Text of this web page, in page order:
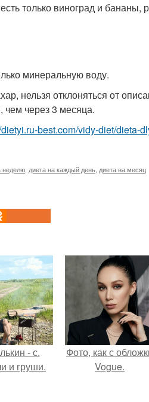
только виноград и бананы,
минеральную воду.
нельзя отклоняться от
через 3 месяца.
dietyi.ru-best.com/vidy-diet/dieta-
неделю диета на каждый день диета на месяц
- с.
и груши.
Фото, как с
Vogue.